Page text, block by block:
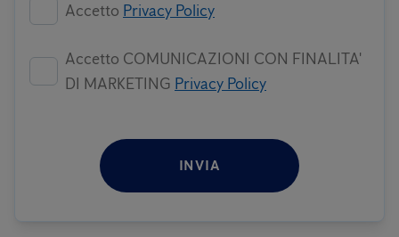
Accetto Privacy Policy
Accetto COMUNICAZIONI CON FINALITA'
DI MARKETING Privacy Policy
INVIA